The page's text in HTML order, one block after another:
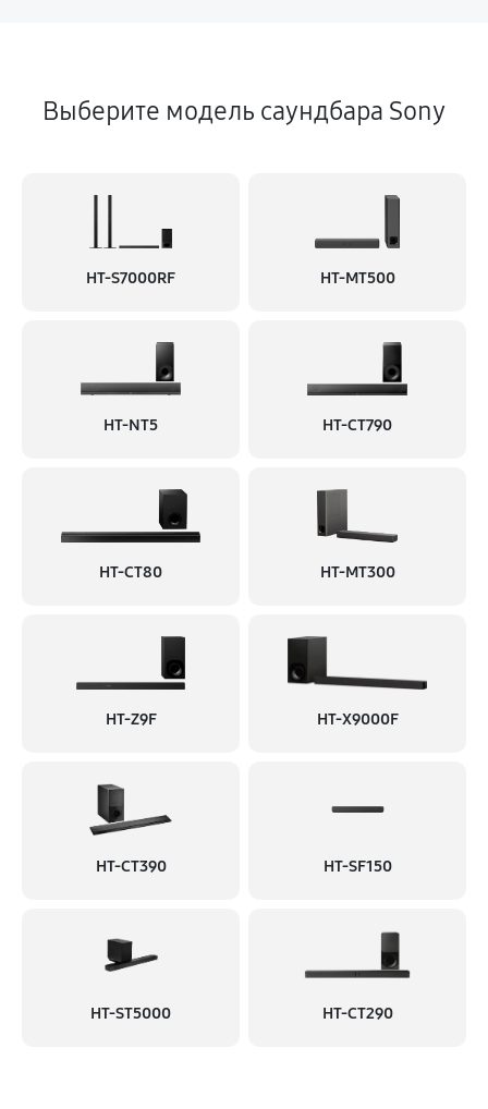
Выберите модель саундбара Sony
HT-S7000RF HT-MT500
HT-NT5 HT-CT790
HT-CT80 HT-MT300
HT-Z9F HT-X9000F
HT-CT390 HT-SF150
HT-ST5000 HT-CT290